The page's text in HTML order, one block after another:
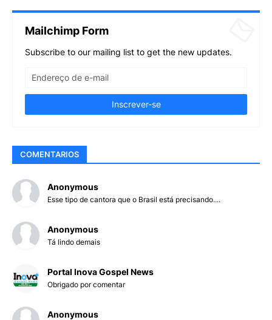
Mailchimp Form
Subscribe to our mailing list to get the new updates.
COMENTARIOS
Anonymous
Esse tipo de cantora que o Brasil está precisando....
Anonymous
Tá lindo demais
Portal Inova Gospel News
Obrigado por comentar
Anonymous